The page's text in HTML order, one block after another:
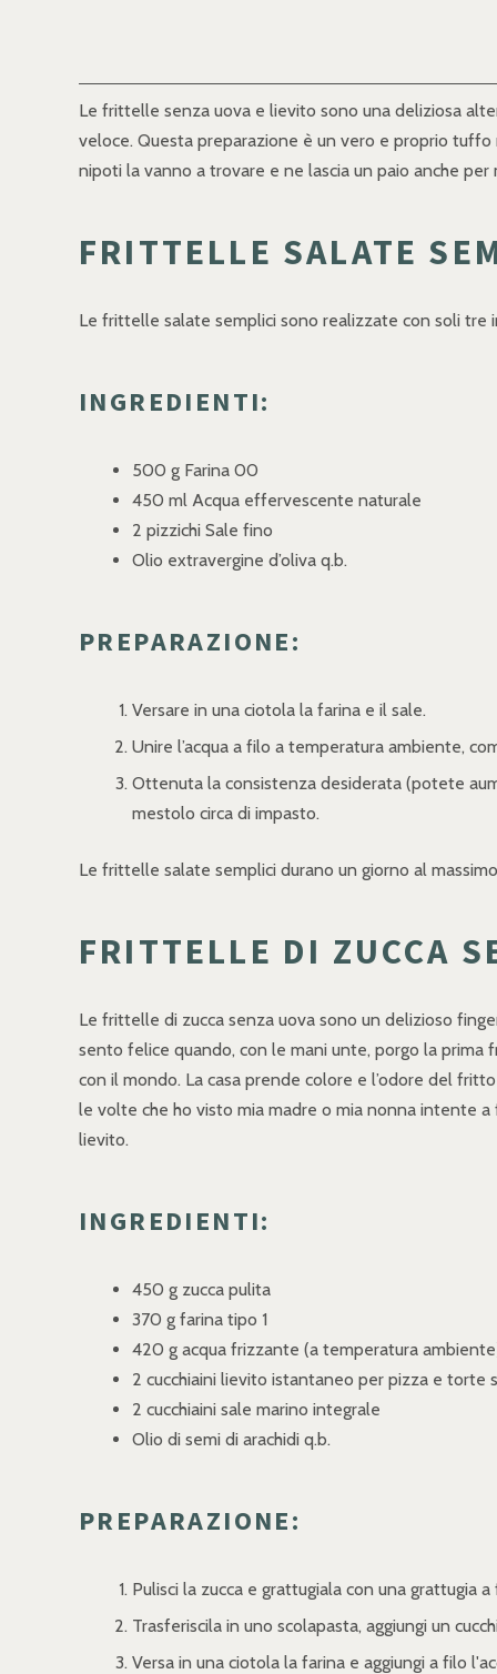
Le frittelle senza uova e lievito sono una deliziosa
veloce. Questa preparazione è un vero e proprio
nipoti la vanno a trovare e ne lascia un paio anche per
FRITTELLE SALATE
Le frittelle salate semplici sono realizzate con soli tre
INGREDIENTI:
500 g Farina 00
450 ml Acqua effervescente naturale
2 pizzichi Sale fino
Olio extravergine d’oliva q.b.
PREPARAZIONE:
Versare in una ciotola la farina e il sale.
Unire l’acqua a filo a temperatura ambiente,
Ottenuta la consistenza desiderata (potete
mestolo circa di impasto.
Le frittelle salate semplici durano un giorno al
FRITTELLE DI ZUCCA
Le frittelle di zucca senza uova sono un delizioso
sento felice quando, con le mani unte, porgo la prima
con il mondo. La casa prende colore e l’odore del
le volte che ho visto mia madre o mia nonna intente a
lievito.
INGREDIENTI:
450 g zucca pulita
370 g farina tipo 1
420 g acqua frizzante (a temperatura
2 cucchiaini lievito istantaneo per pizza e torte
2 cucchiaini sale marino integrale
Olio di semi di arachidi q.b.
PREPARAZIONE:
Pulisci la zucca e grattugiala con una grattugia
Trasferiscila in uno scolapasta, aggiungi un
Versa in una ciotola la farina e aggiungi a filo